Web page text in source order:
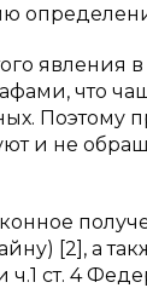
явления
что
Поэтому
и не
[2], а
ст. 4